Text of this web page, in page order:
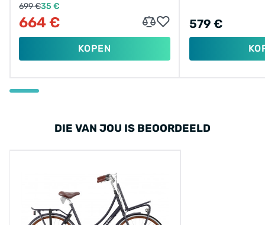
699 €35 €
664 €
KOPEN
579 €
DIE VAN JOU IS BEOORDEELD